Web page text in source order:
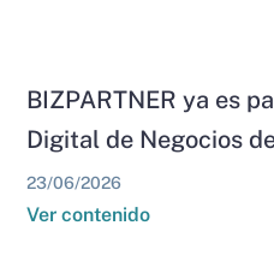
BIZPARTNER ya es
Digital de Negocios
23/06/2026
Ver contenido